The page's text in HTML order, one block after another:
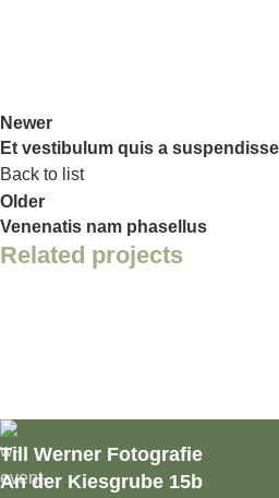
Newer
Et vestibulum quis a suspendisse
Back to list
Older
Venenatis nam phasellus
Related projects
Till Werner Fotografie
An der Kiesgrube 15b